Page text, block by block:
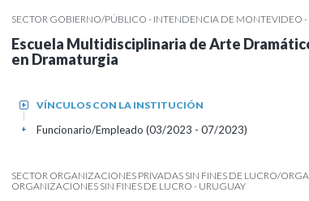
SECTOR GOBIERNO/PÚBLICO - INTENDENCIA DE MONTEVIDEO
Escuela Multidisciplinaria de Arte
en Dramaturgia
VÍNCULOS CON LA INSTITUCIÓN
+
Funcionario/Empleado (03/2023 - 07/2023)
+
SECTOR ORGANIZACIONES PRIVADAS SIN FINES DE LUCRO/
ORGANIZACIONES SIN FINES DE LUCRO - URUGUAY